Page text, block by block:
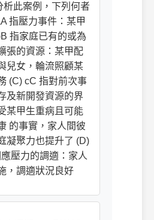
析此案例，下列何者
指壓力事件：某甲
指家庭已有的或為
張的資源：某甲配
兒女，輪流照顧某
(C) cC 指對前次事
及新開發資源的界
某甲生重病且可能
的事實，家人間彼
凝聚力也提升了 (D)
壓力的調適：家人
，調適狀況良好